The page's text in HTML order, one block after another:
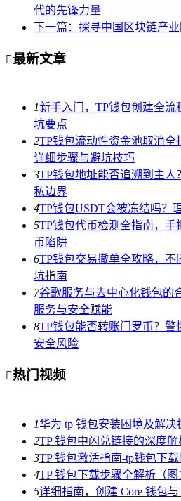
代的先锋力量
下一篇：探寻中国区块链产
最新文章
1新手入门，TP钱包创建全
坑要点
2TP钱包流动性资金池取消全
详细步骤与避坑技巧
3TP钱包地址能否追溯到主人
私边界
4TP钱包USDT会被冻结吗？
5TP钱包代币检测全指南，手
币陷阱
6TP钱包交易撤单全攻略，
坑指南
7谷歌服务与去中心化钱包的
服务与安全赋能
8TP钱包能否转账门罗币？警
安全风险
热门视频
1华为 tp 钱包安装困境及解
2TP 钱包中闪兑链接的深度
3TP 钱包激活指南-tp钱包下
4TP 钱包下载步骤全解析（
5详细指南，创建 Core 钱包